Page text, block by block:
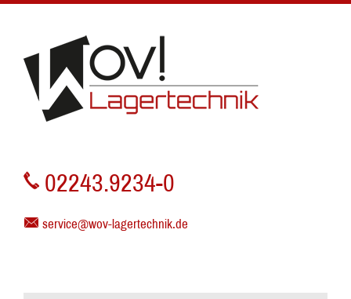
02243.9234-0
service@wov-lagertechnik.de